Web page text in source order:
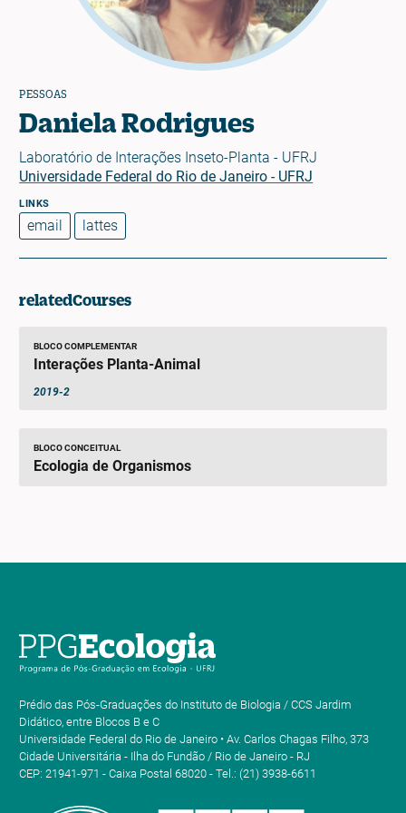
PESSOAS
Daniela Rodrigues
Laboratório de Interações Inseto-Planta - UFRJ
Universidade Federal do Rio de Janeiro - UFRJ
email lattes
relatedCourses
BLOCO COMPLEMENTAR
Interações Planta-Animal
2019-2
BLOCO CONCEITUAL
Ecologia de Organismos
Prédio das Pós-Graduações do Instituto de Biologia / CCS Jardim
Didático, entre Blocos B e C
Universidade Federal do Rio de Janeiro • Av. Carlos Chagas Filho, 373
Cidade Universitária - Ilha do Fundão / Rio de Janeiro - RJ
CEP: 21941-971 - Caixa Postal 68020 - Tel.: (21) 3938-6611